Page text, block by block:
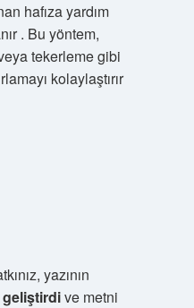
hafıza yardım
. Bu yöntem,
tekerleme gibi
kolaylaştırır
yazının
geliştirdive metni